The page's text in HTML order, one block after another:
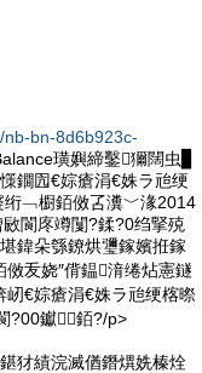
nb-bn-8d6b923c-
璜嬩締鑿獮闊虫▊
鐗囥€婃瘡涓€姝ラ兘绠
﹁櫉銆傚叾瀵﹀湪2014
閬庝竴闅?鍒?0绉掔殑
鍏朵綔鐐烘瓕鎵嬪拰鎵
叐娆″偝鎾湇绻炶憲鐩
€婃瘡涓€姝ラ兘绠楁暩
?00钀銆?/p>
犲績浣滅偤鐕熼姺榛烇